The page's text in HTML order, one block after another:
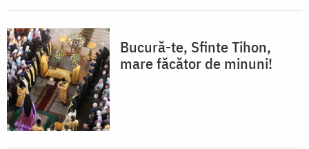
Bucură-te, Sfinte Tihon,
mare făcător de minuni!